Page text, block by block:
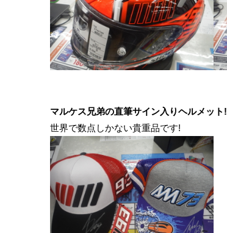
マルケス兄弟の直筆サイン入りヘルメット!
世界で数点しかない貴重品です!